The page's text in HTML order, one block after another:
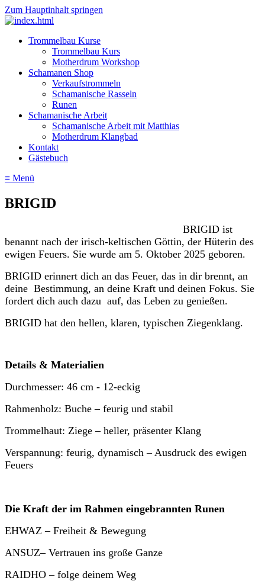
Zum Hauptinhalt springen
Trommelbau Kurse
Trommelbau Kurs
Motherdrum Workshop
Schamanen Shop
Verkaufstrommeln
Schamanische Rasseln
Runen
Schamanische Arbeit
Schamanische Arbeit mit Matthias
Motherdrum Klangbad
Kontakt
Gästebuch
≡ Menü
BRIGID
BRIGID ist
benannt nach der irisch-keltischen Göttin, der Hüterin des
ewigen Feuers. Sie wurde am 5. Oktober 2025 geboren.
BRIGID erinnert dich an das Feuer, das in dir brennt, an
deine Bestimmung, an deine Kraft und deinen Fokus. Sie
fordert dich auch dazu auf, das Leben zu genießen.
BRIGID hat den hellen, klaren, typischen Ziegenklang.
Details & Materialien
Durchmesser: 46 cm - 12-eckig
Rahmenholz: Buche – feurig und stabil
Trommelhaut: Ziege – heller, präsenter Klang
Verspannung: feurig, dynamisch – Ausdruck des ewigen
Feuers
Die Kraft der im Rahmen eingebrannten Runen
EHWAZ – Freiheit & Bewegung
ANSUZ– Vertrauen ins große Ganze
RAIDHO – folge deinem Weg